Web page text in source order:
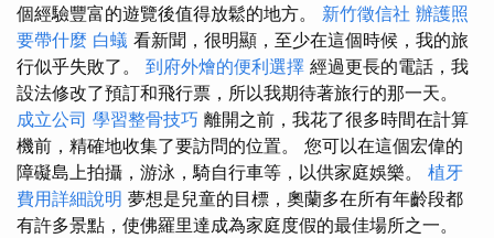
個經驗豐富的遊覽後值得放鬆的地方。 新竹徵信社 辦護照
要帶什麼 白蟻 看新聞，很明顯，至少在這個時候，我的旅
行似乎失敗了。 到府外燴的便利選擇 經過更長的電話，我
設法修改了預訂和飛行票，所以我期待著旅行的那一天。
成立公司 學習整骨技巧 離開之前，我花了很多時間在計算
機前，精確地收集了要訪問的位置。 您可以在這個宏偉的
障礙島上拍攝，游泳，騎自行車等，以供家庭娛樂。 植牙
費用詳細說明 夢想是兒童的目標，奧蘭多在所有年齡段都
有許多景點，使佛羅里達成為家庭度假的最佳場所之一。